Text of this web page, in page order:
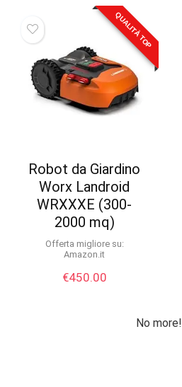
QUALITÀ TOP
Robot da Giardino
Worx Landroid
WRXXXE (300-
2000 mq)
Offerta migliore su:
Amazon.it
€450.00
No more!